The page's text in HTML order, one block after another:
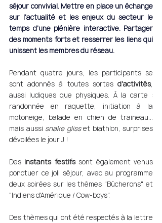
séjour convivial. Mettre en place un échange
sur l'actualité et les enjeux du secteur le
temps d'une plénière interactive. Partager
des moments forts et resserrer les liens qui
unissent les membres du réseau.
Pendant quatre jours, les participants se
sont adonnés à toutes sortes d'activités,
aussi ludiques que physiques. À la carte :
randonnée en raquette, initiation à la
motoneige, balade en chien de traineau...
mais aussi snake gliss et biathlon, surprises
dévoilées le jour J !
Des instants festifs sont également venus
ponctuer ce joli séjour, avec au programme
deux soirées sur les thèmes "Bûcherons" et
"Indiens d'Amérique / Cow-boys".
Des thèmes qui ont été respectés à la lettre